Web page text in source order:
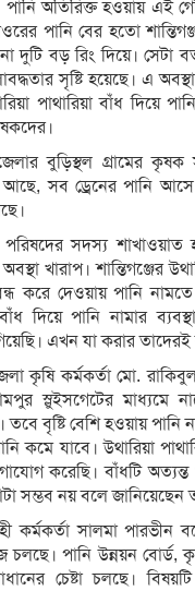
পানি অতিরিক্ত হওয়ায় এই
পানি বের হতো
দুটি বড় রিং দিয়ে। সেটা
সৃষ্টি হয়েছে। এ
পাথারিয়া বাঁধ দিয়ে
বুড়িস্থল গ্রামের কৃষক
সব ড্রেনের পানি আসে
পরিষদের সদস্য শাখাওয়াত
খারাপ। শান্তিগঞ্জের
করে দেওয়ায় পানি
দিয়ে পানি নামার
এখন যা করার
কৃষি কর্মকর্তা মো.
স্লুইসগেটের মাধ্যমে
বৃষ্টি বেশি হওয়ায় পানি
কমে যাবে। উথারিয়া
করেছি। বাঁধটি
সম্ভব নয় বলে জানিয়েছেন
কর্মকর্তা সালমা পারভীন
চলছে। পানি উন্নয়ন বোর্ড,
চেষ্টা চলছে।